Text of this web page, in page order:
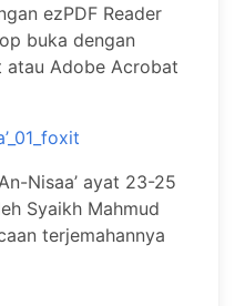
ezPDF Reader
buka dengan
atau Adobe Acrobat
Nisaa’ ayat 23-25
Syaikh Mahmud
terjemahannya